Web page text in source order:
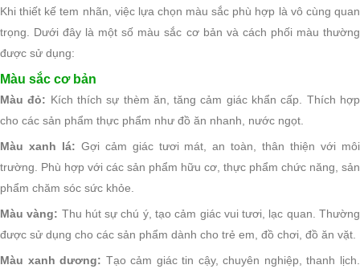
Khi thiết kế tem nhãn, việc lựa chọn màu sắc phù hợp là vô cùng quan
trọng. Dưới đây là một số màu sắc cơ bản và cách phối màu thường
được sử dụng:
Màu sắc cơ bản
Màu đỏ: Kích thích sự thèm ăn, tăng cảm giác khẩn cấp. Thích hợp
cho các sản phẩm thực phẩm như đồ ăn nhanh, nước ngọt.
Màu xanh lá: Gợi cảm giác tươi mát, an toàn, thân thiện với môi
trường. Phù hợp với các sản phẩm hữu cơ, thực phẩm chức năng, sản
phẩm chăm sóc sức khỏe.
Màu vàng: Thu hút sự chú ý, tạo cảm giác vui tươi, lạc quan. Thường
được sử dụng cho các sản phẩm dành cho trẻ em, đồ chơi, đồ ăn vặt.
Màu xanh dương: Tạo cảm giác tin cậy, chuyên nghiệp, thanh lịch.